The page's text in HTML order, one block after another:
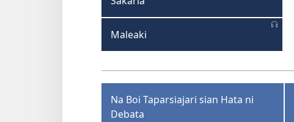
Maleaki
Na Boi Taparsiajari sian Hata ni
Debata